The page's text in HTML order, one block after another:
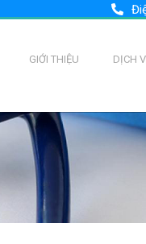
GIỚI THIỆU DỊCH